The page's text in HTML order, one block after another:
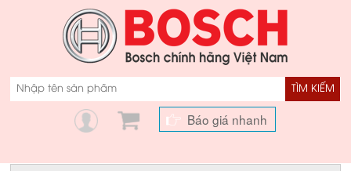
TÌM KIẾM
Báo giá nhanh